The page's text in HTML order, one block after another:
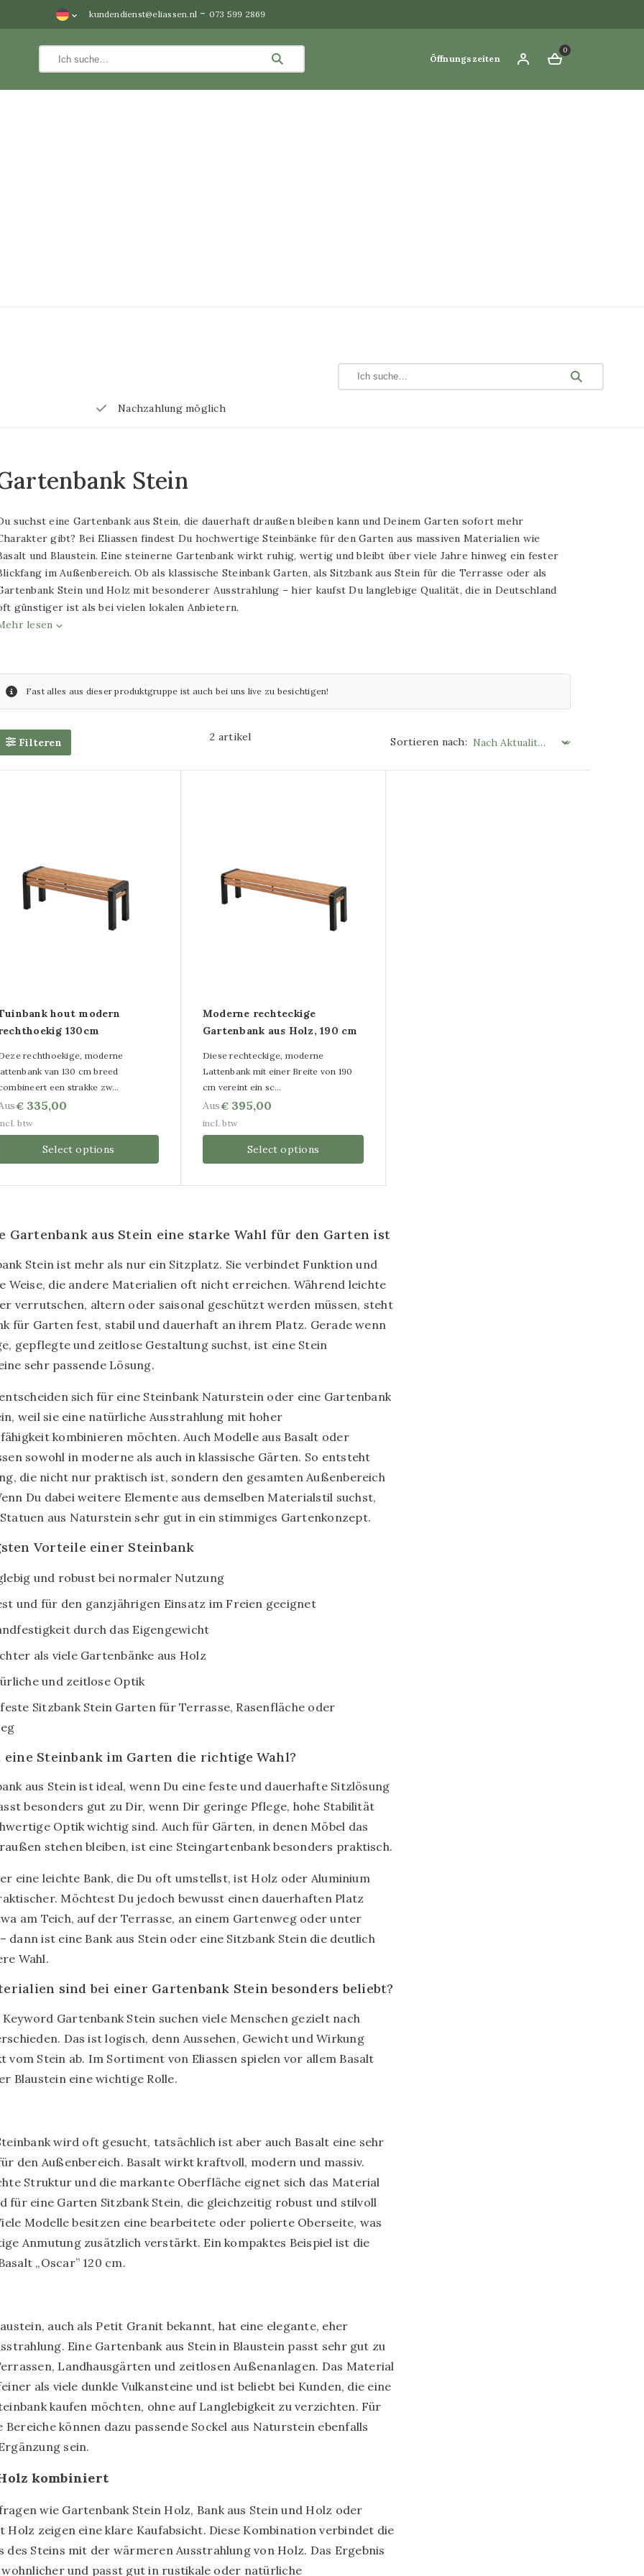
kundendienst@eliassen.nl - 073 599 2869
Öffnungszeiten
0
im Format 100x100cm
im Format 70x110cm
im Format 50x120cm
im Format 80x120cm
im Format 110x160cm
Glasgemälde
Gemälde
mit mehreren Tafeln
OUTLET
Nachzahlung möglich
Stein
suchst eine Gartenbank aus Stein, die dauerhaft draußen bleiben kann und Deinem Garten sofort mehr
gibt? Bei Eliassen findest Du hochwertige Steinbänke für den Garten aus massiven Materialien wie
und Blaustein. Eine steinerne Gartenbank wirkt ruhig, wertig und bleibt über viele Jahre hinweg ein fester
im Außenbereich. Ob als klassische Steinbank Garten, als Sitzbank aus Stein für die Terrasse oder als
Stein und Holz mit besonderer Ausstrahlung – hier kaufst Du langlebige Qualität, die in Deutschland
günstiger ist als bei vielen lokalen Anbietern.
lesen
Fast alles aus dieser produktgruppe ist auch bei uns live zu besichtigen!
Filteren 2 artikel Sortieren nach:
hout modern
130cm
rechthoekige, moderne
van 130 cm breed
een strakke zw…
€335,00
btw
Select options
Moderne rechteckige
Gartenbank aus Holz, 190 cm
Diese rechteckige, moderne
Lattenbank mit einer Breite von 190
cm vereint ein sc…
Aus€395,00
incl. btw
Select options
Gartenbank aus Stein eine starke Wahl für den Garten ist
Stein ist mehr als nur ein Sitzplatz. Sie verbindet Funktion und
Weise, die andere Materialien oft nicht erreichen. Während leichte
verrutschen, altern oder saisonal geschützt werden müssen, steht
für Garten fest, stabil und dauerhaft an ihrem Platz. Gerade wenn
gepflegte und zeitlose Gestaltung suchst, ist eine Stein
sehr passende Lösung.
sich für eine Steinbank Naturstein oder eine Gartenbank
weil sie eine natürliche Ausstrahlung mit hoher
kombinieren möchten. Auch Modelle aus Basalt oder
sowohl in moderne als auch in klassische Gärten. So entsteht
die nicht nur praktisch ist, sondern den gesamten Außenbereich
Du dabei weitere Elemente aus demselben Materialstil suchst,
Statuen aus Naturstein sehr gut in ein stimmiges Gartenkonzept.
Vorteile einer Steinbank
und robust bei normaler Nutzung
und für den ganzjährigen Einsatz im Freien geeignet
durch das Eigengewicht
als viele Gartenbänke aus Holz
und zeitlose Optik
Sitzbank Stein Garten für Terrasse, Rasenfläche oder
Steinbank im Garten die richtige Wahl?
aus Stein ist ideal, wenn Du eine feste und dauerhafte Sitzlösung
besonders gut zu Dir, wenn Dir geringe Pflege, hohe Stabilität
Optik wichtig sind. Auch für Gärten, in denen Möbel das
stehen bleiben, ist eine Steingartenbank besonders praktisch.
eine leichte Bank, die Du oft umstellst, ist Holz oder Aluminium
Möchtest Du jedoch bewusst einen dauerhaften Platz
am Teich, auf der Terrasse, an einem Gartenweg oder unter
dann ist eine Bank aus Stein oder eine Sitzbank Stein die deutlich
Wahl.
sind bei einer Gartenbank Stein besonders beliebt?
Keyword Gartenbank Stein suchen viele Menschen gezielt nach
Das ist logisch, denn Aussehen, Gewicht und Wirkung
vom Stein ab. Im Sortiment von Eliassen spielen vor allem Basalt
Blaustein eine wichtige Rolle.
wird oft gesucht, tatsächlich ist aber auch Basalt eine sehr
den Außenbereich. Basalt wirkt kraftvoll, modern und massiv.
Struktur und die markante Oberfläche eignet sich das Material
für eine Garten Sitzbank Stein, die gleichzeitig robust und stilvoll
Modelle besitzen eine bearbeitete oder polierte Oberseite, was
Anmutung zusätzlich verstärkt. Ein kompaktes Beispiel ist die
„Oscar” 120 cm.
auch als Petit Granit bekannt, hat eine elegante, eher
Eine Gartenbank aus Stein in Blaustein passt sehr gut zu
Landhausgärten und zeitlosen Außenanlagen. Das Material
als viele dunkle Vulkansteine und ist beliebt bei Kunden, die eine
kaufen möchten, ohne auf Langlebigkeit zu verzichten. Für
Bereiche können dazu passende Sockel aus Naturstein ebenfalls
sein.
kombiniert
wie Gartenbank Stein Holz, Bank aus Stein und Holz oder
Holz zeigen eine klare Kaufabsicht. Diese Kombination verbindet die
des Steins mit der wärmeren Ausstrahlung von Holz. Das Ergebnis
und passt gut in rustikale oder natürliche